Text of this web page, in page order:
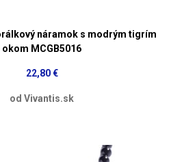
náramok s modrým tigrím
okom MCGB5016
22,80 €
od Vivantis.sk